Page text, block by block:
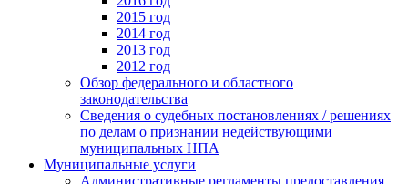
2015 год
2014 год
2013 год
2012 год
Обзор федерального и областного
законодательства
Сведения о судебных постановлениях / решениях
по делам о признании недействующими
муниципальных НПА
Муниципальные услуги
Административные регламенты предоставления